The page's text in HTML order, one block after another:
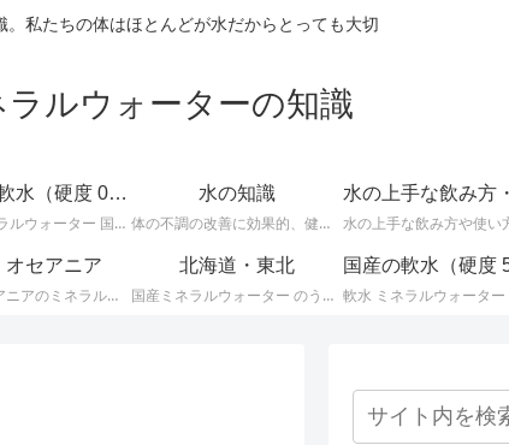
私たちの体はほとんどが水だからとっても大切
ルウォーターの知識
国産の超軟水（硬度 0-50mg/L）
超軟水 ミネラルウォーター 国産 （ 硬度 0 ～ 50 ）に関する情報です。日本のミネラルウォーターはほとんどが軟水ですが、その中でも硬度が 0 ～ 50mg/L までの 超軟水 を紹介します。
水の知識
体の不調の改善に効果的、健康や美容によい水についてなど、知っているとお得な情報。
オセアニア
北米・オセアニアのミネラルウォーターに関する情報です。
北海道・東北
国産ミネラルウォーター のうち、 北海道・東北地方のミネラルウォーター に関する情報です。